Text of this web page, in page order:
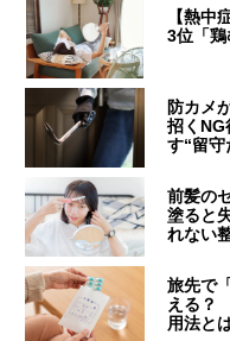
【熱
3位「
防カメ
招く
す“留
前髪の
塗ると
れない
旅先で
える？
用法と